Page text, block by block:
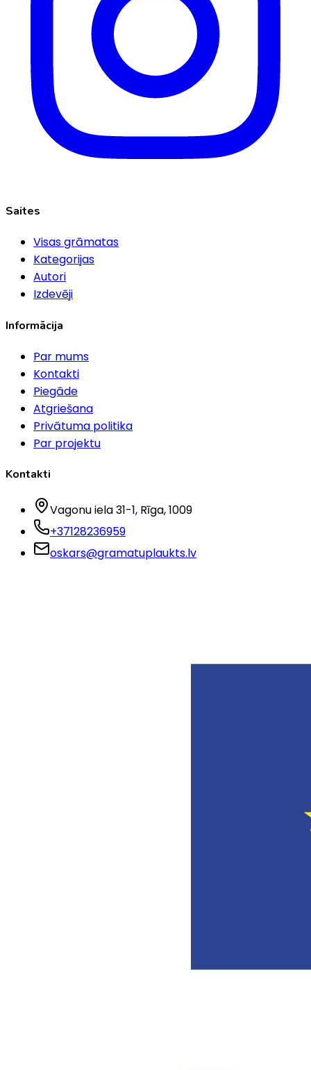
Saites
Visas grāmatas
Kategorijas
Autori
Izdevēji
Informācija
Par mums
Kontakti
Piegāde
Atgriešana
Privātuma politika
Par projektu
Kontakti
Vagonu iela 31-1, Rīga, 1009
+37128236959
oskars@gramatuplaukts.lv